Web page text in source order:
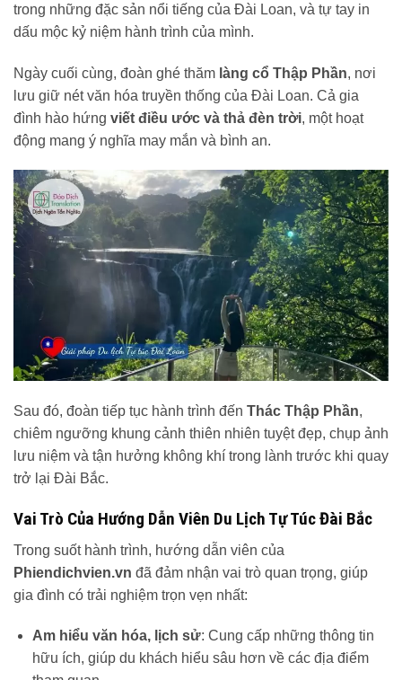
trong những đặc sản nổi tiếng của Đài Loan, và tự tay in
dấu mộc kỷ niệm hành trình của mình.
Ngày cuối cùng, đoàn ghé thăm làng cổ Thập Phần, nơi
lưu giữ nét văn hóa truyền thống của Đài Loan. Cả gia
đình hào hứng viết điều ước và thả đèn trời, một hoạt
động mang ý nghĩa may mắn và bình an.
Sau đó, đoàn tiếp tục hành trình đến Thác Thập Phần,
chiêm ngưỡng khung cảnh thiên nhiên tuyệt đẹp, chụp ảnh
lưu niệm và tận hưởng không khí trong lành trước khi quay
trở lại Đài Bắc.
Vai Trò Của Hướng Dẫn Viên Du Lịch Tự Túc Đài Bắc
Trong suốt hành trình, hướng dẫn viên của
Phiendichvien.vn đã đảm nhận vai trò quan trọng, giúp
gia đình có trải nghiệm trọn vẹn nhất:
Am hiểu văn hóa, lịch sử: Cung cấp những thông tin
hữu ích, giúp du khách hiểu sâu hơn về các địa điểm